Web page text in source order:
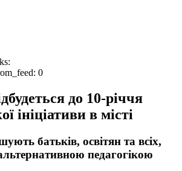
0
до 10-річчя
ініціативи в місті
батьків, освітян та всіх,
педагогікою